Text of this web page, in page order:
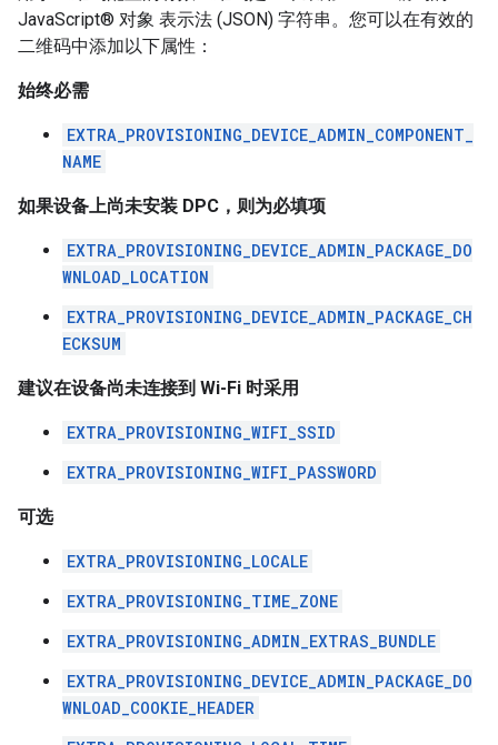
JavaScript® 对象 表示法 (JSON) 字符串。您可以在有效的
二维码中添加以下属性：
始终必需
EXTRA_PROVISIONING_DEVICE_ADMIN_COMPONENT_
NAME
如果设备上尚未安装 DPC，则为必填项
EXTRA_PROVISIONING_DEVICE_ADMIN_PACKAGE_DO
WNLOAD_LOCATION
EXTRA_PROVISIONING_DEVICE_ADMIN_PACKAGE_CH
ECKSUM
建议在设备尚未连接到 Wi-Fi 时采用
EXTRA_PROVISIONING_WIFI_SSID
EXTRA_PROVISIONING_WIFI_PASSWORD
可选
EXTRA_PROVISIONING_LOCALE
EXTRA_PROVISIONING_TIME_ZONE
EXTRA_PROVISIONING_ADMIN_EXTRAS_BUNDLE
EXTRA_PROVISIONING_DEVICE_ADMIN_PACKAGE_DO
WNLOAD_COOKIE_HEADER